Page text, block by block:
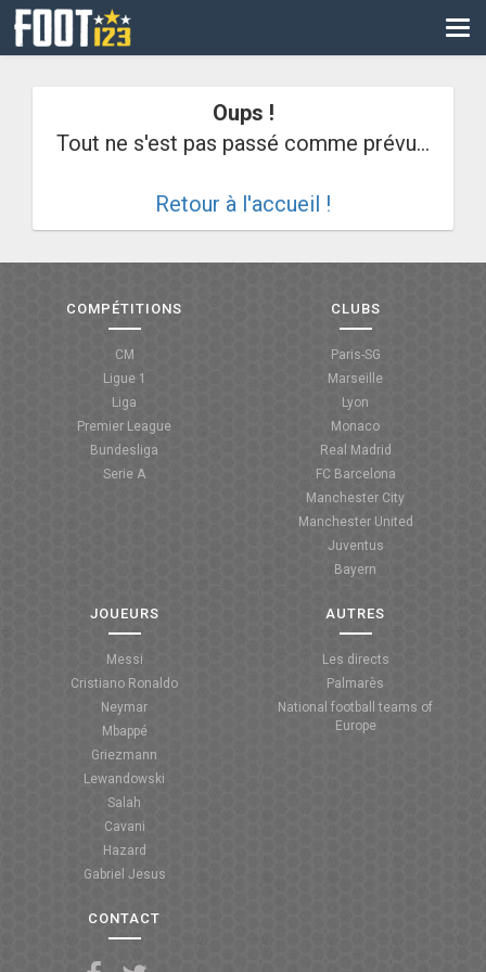
CM
COUPE DE FRANCE
COUPE DE LA LIGUE
Oups !
Tout ne s'est pas passé comme prévu...
Retour à l'accueil !
COMPÉTITIONS
CM
Ligue 1
Liga
Premier League
Bundesliga
Serie A
CLUBS
Paris-SG
Marseille
Lyon
Monaco
Real Madrid
FC Barcelona
Manchester City
Manchester United
Juventus
Bayern
JOUEURS
Messi
Cristiano Ronaldo
Neymar
Mbappé
Griezmann
Lewandowski
Salah
Cavani
Hazard
Gabriel Jesus
AUTRES
Les directs
Palmarès
National football teams of
Europe
CONTACT